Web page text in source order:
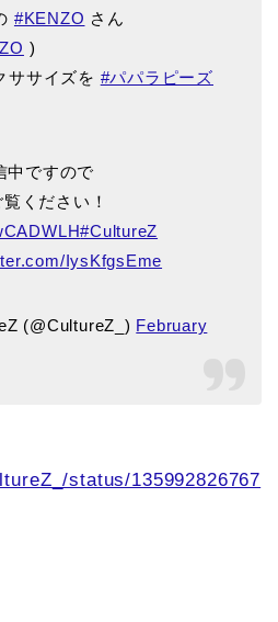
#KENZO さん
)
ササイズを #パパラピーズ
中ですので
ください！
#CultureZ
IysKfgsEme
(@CultureZ_) February
status/135992826767